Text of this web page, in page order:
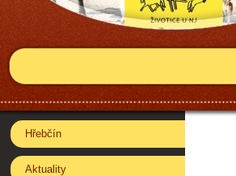
Hřebčín
Aktuality